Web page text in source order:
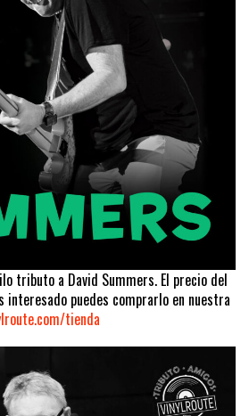
tributo a David Summers. El precio del
puedes comprarlo en nuestra
tienda